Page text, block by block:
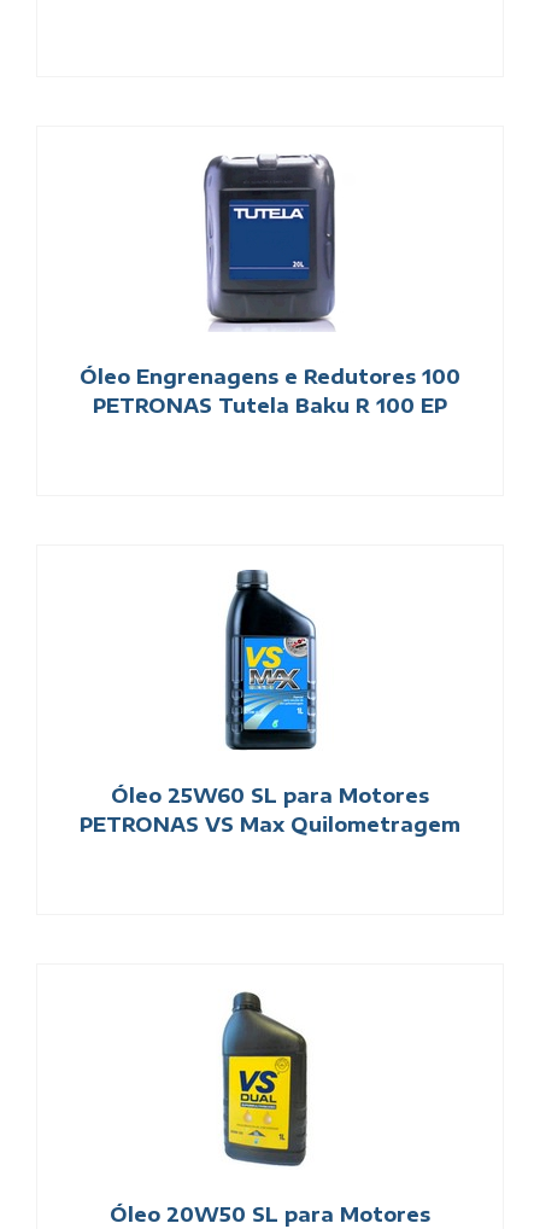
Óleo Engrenagens e Redutores 100
PETRONAS Tutela Baku R 100 EP
Óleo 25W60 SL para Motores
PETRONAS VS Max Quilometragem
Óleo 20W50 SL para Motores